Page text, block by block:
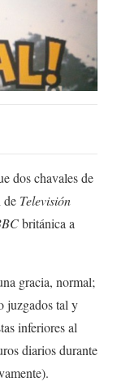
dos chavales de
de Televisión
británica a
gracia, normal;
juzgados tal y
inferiores al
diarios durante